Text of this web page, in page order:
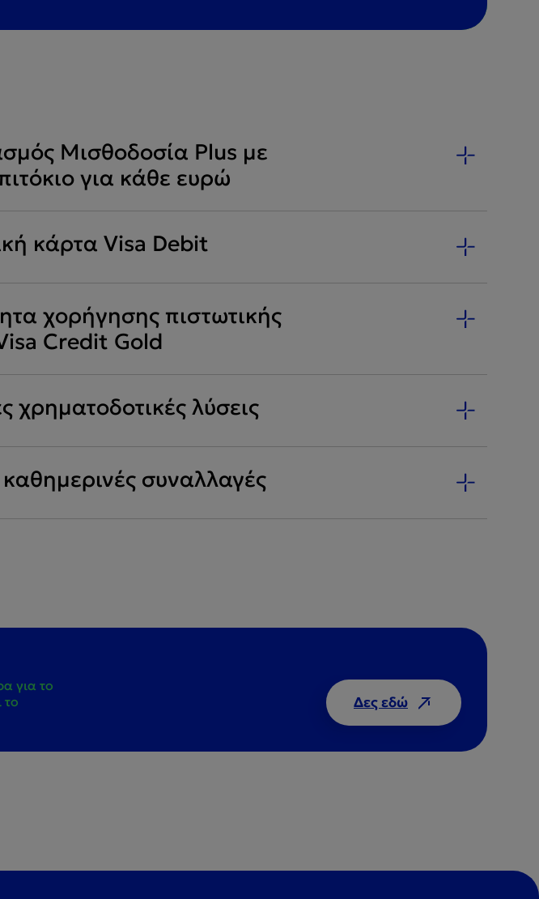
Μισθοδοσία Plus με
για κάθε ευρώ
κάρτα Visa Debit
χορήγησης πιστωτικής
Credit Gold
χρηματοδοτικές λύσεις
συναλλαγές
για το
το
Δες εδώ